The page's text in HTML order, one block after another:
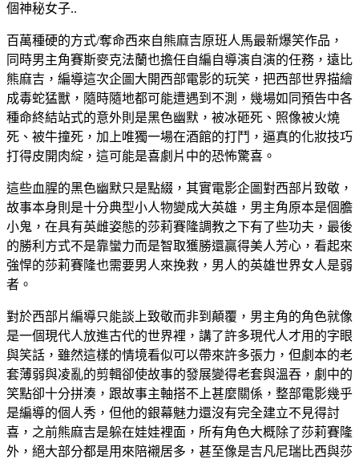
個神秘女子..
百萬種硬的方式/奪命西來自熊麻吉原班人馬最新爆笑作品，
同時男主角賽斯麥克法蘭也擔任自編自導演自演的任務，遠比
熊麻吉，編導這次企圖大開西部電影的玩笑，把西部世界描繪
成毒蛇猛獸，隨時隨地都可能遭遇到不測，幾場如同預告中各
種命終結站式的意外則是黑色幽默，被冰砸死、照像被火燒
死、被牛撞死，加上唯獨一場在酒館的打鬥，逼真的化妝技巧
打得皮開肉綻，這可能是喜劇片中的恐怖驚喜。
這些血腥的黑色幽默只是點綴，其實電影企圖對西部片致敬，
故事本身則是十分典型小人物變成大英雄，男主角原本是個膽
小鬼，在具有英雌姿態的莎莉賽隆調教之下有了些功夫，最後
的勝利方式不是靠蠻力而是智取獲勝還贏得美人芳心，看起來
強悍的莎莉賽隆也需要男人來挽救，男人的英雄世界女人是弱
者。
對於西部片編導只能談上致敬而非到顛覆，男主角的角色就像
是一個現代人放進古代的世界裡，講了許多現代人才用的字眼
與笑話，雖然這樣的情境看似可以帶來許多張力，但劇本的老
套薄弱與凌亂的剪輯卻使故事的發展變得老套與溫吞，劇中的
笑點卻十分拼湊，跟故事主軸搭不上甚麼關係， 整部電影幾乎
是編導的個人秀，但他的銀幕魅力還沒有完全建立不見得討
喜，之前熊麻吉是躲在娃娃裡面， 所有角色大概除了莎莉賽隆
外，絕大部分都是用來陪襯居多，甚至像是吉凡尼瑞比西與莎